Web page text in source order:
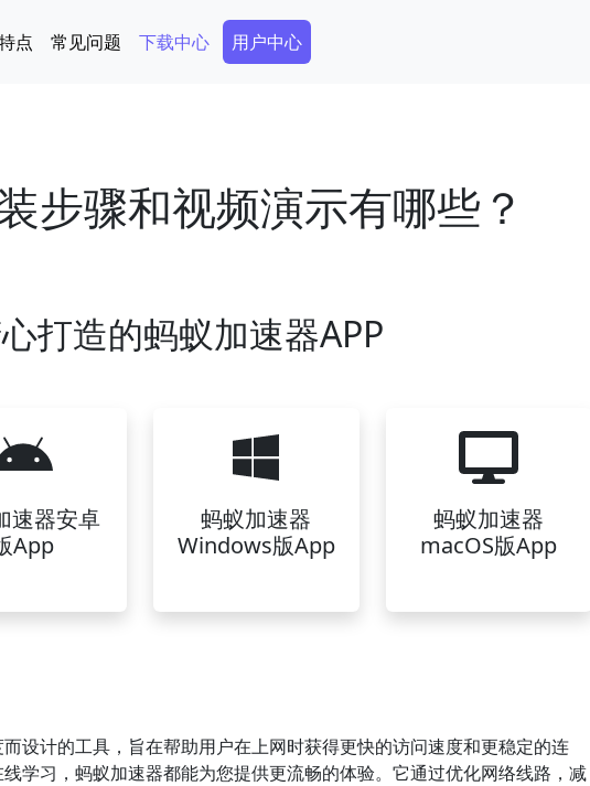
点 常见问题 下载中心 Secondary Menu
用户中心
步骤和视频演示有哪些？
打造的蚂蚁加速器APP
速器安卓
App
蚂蚁加速器
Windows版App
蚂蚁加速器
macOS版App
设计的工具，旨在帮助用户在上网时获得更快的访问速度和更稳定的连
学习，蚂蚁加速器都能为您提供更流畅的体验。它通过优化网络线路，减